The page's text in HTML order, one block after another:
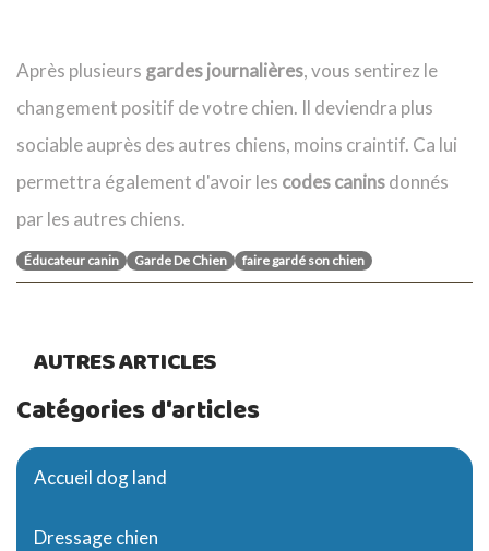
Après plusieurs gardes journalières, vous sentirez le
changement positif de votre chien. Il deviendra plus
sociable auprès des autres chiens, moins craintif. Ca lui
permettra également d'avoir les codes caninsdonnés
par les autres chiens.
Éducateur canin Garde De Chien faire gardé son chien
AUTRES ARTICLES
Catégories d'articles
Accueil dog land
Dressage chien